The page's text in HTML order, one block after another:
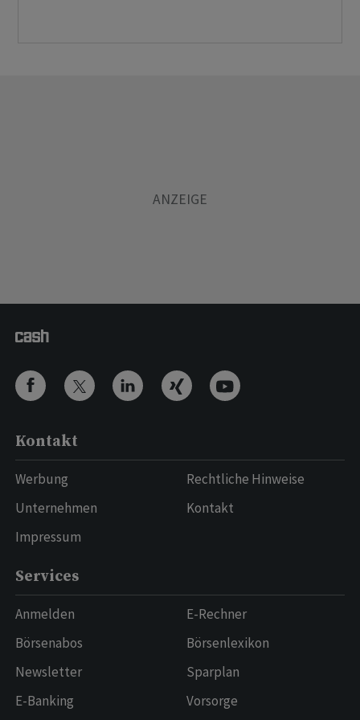
Kontakt
Werbung
Unternehmen
Impressum
Rechtliche Hinweise
Kontakt
Services
Anmelden
Börsenabos
Newsletter
E-Banking
E-Rechner
Börsenlexikon
Sparplan
Vorsorge